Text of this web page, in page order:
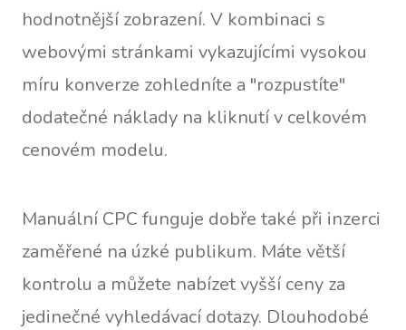
hodnotnější zobrazení. V kombinaci s
webovými stránkami vykazujícími vysokou
míru konverze zohledníte a "rozpustíte"
dodatečné náklady na kliknutí v celkovém
cenovém modelu.
Manuální CPC funguje dobře také při inzerci
zaměřené na úzké publikum. Máte větší
kontrolu a můžete nabízet vyšší ceny za
jedinečné vyhledávací dotazy. Dlouhodobé